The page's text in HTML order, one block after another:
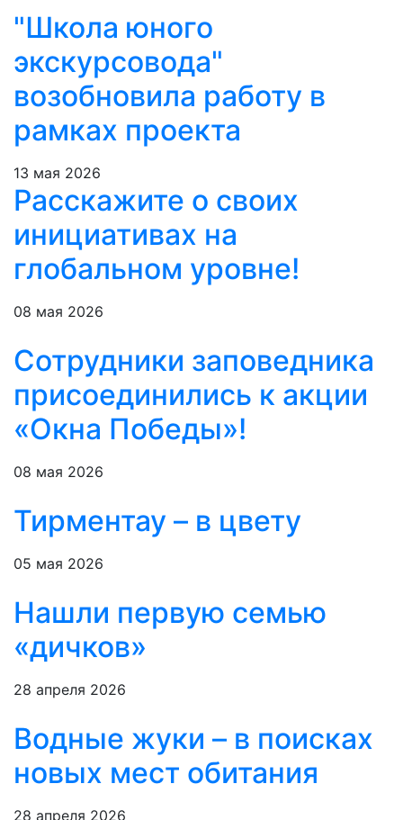
"Школа юного
экскурсовода"
возобновила работу в
рамках проекта
13 мая 2026
Расскажите о своих
инициативах на
глобальном уровне!
08 мая 2026
Сотрудники заповедника
присоединились к акции
«Окна Победы»!
08 мая 2026
Тирментау – в цвету
05 мая 2026
Нашли первую семью
«дичков»
28 апреля 2026
Водные жуки – в поисках
новых мест обитания
28 апреля 2026